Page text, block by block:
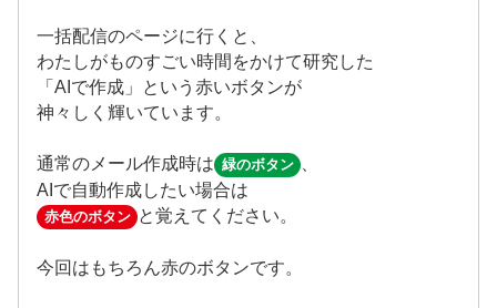
一括配信のページに行くと、
わたしがものすごい時間をかけて研究した
「AIで作成」という赤いボタンが
神々しく輝いています。
通常のメール作成時は 緑のボタン
AIで自動作成したい場合は
赤色のボタン と覚えてください。
今回はもちろん赤のボタンです。